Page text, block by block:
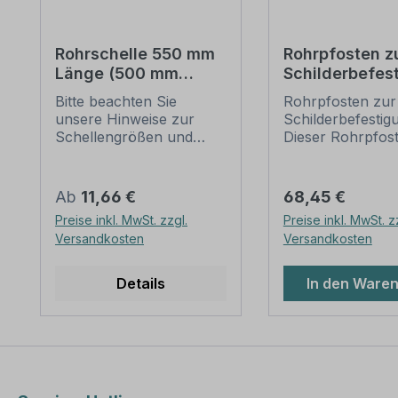
Rohrschelle 550 mm
Länge (500 mm
Lochung) zur
Schilderbefestigung
Bitte beachten Sie
unsere Hinweise zur
Schellengrößen und
(weiter unten).
Rohrschellen nach der
IVZ-Norm stellen die
Standardbefestigungen
Verkehrszeichen dar. Sie
erhältlich,
und somit für dauerhafte
Regulärer Preis:
Ab 11,66 €
Preise inkl. MwSt. zzgl.
Versandkosten
Details
Rohrpfosten
– 3500 mm /
mm
Rohrpfosten
Dieser
60 mm geeignet.
Merkmale dieses
Rohrpfostens:
Ausführung:
Ausführung -
Abmessungen:
Regulärer Preis:
68,45 €
Preise inkl. MwSt.
Versandkosten
In den